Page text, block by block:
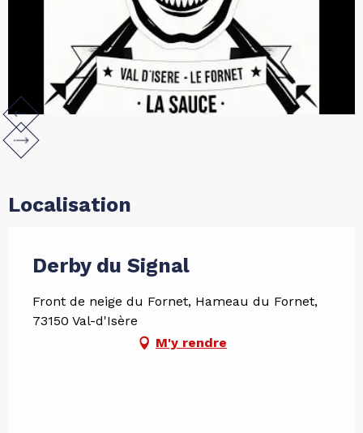
Localisation
Derby du Signal
Front de neige du Fornet, Hameau du Fornet,
73150 Val-d'Isère
M'y rendre